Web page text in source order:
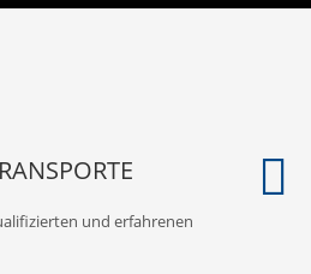
und erfahrenen